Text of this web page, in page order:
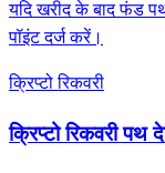
यदि खरीद के बाद फंड
पॉइंट दर्ज करें।
क्रिप्टो रिकवरी
क्रिप्टो रिकवरी पथ